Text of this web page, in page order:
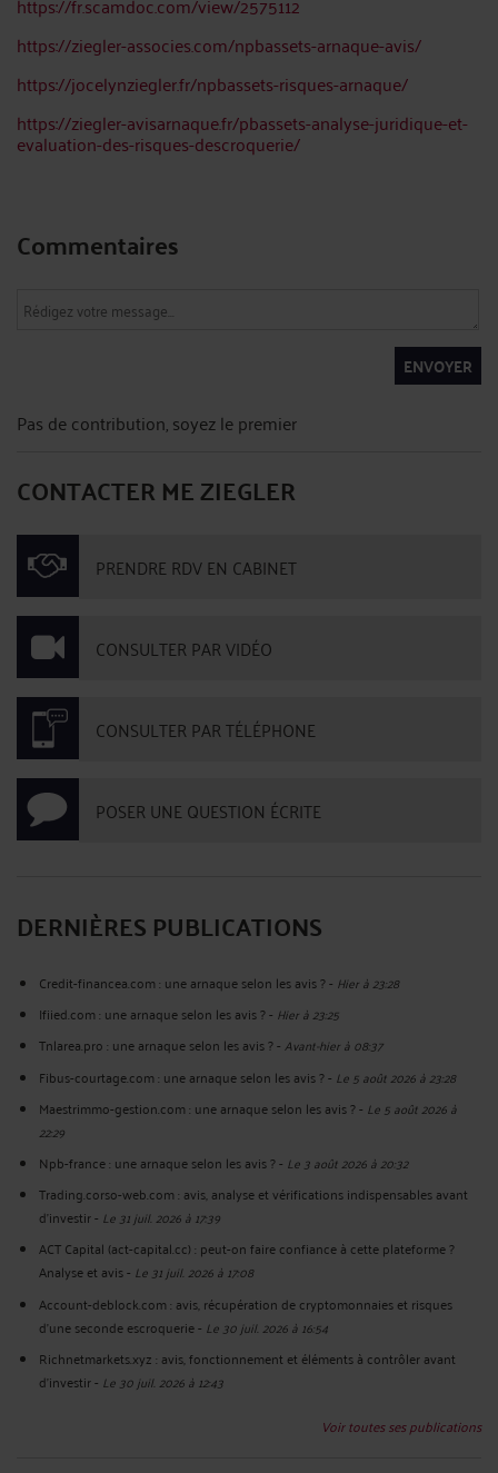
https://ziegler-associes.com/npbassets-arnaque-avis/
https://jocelynziegler.fr/npbassets-risques-arnaque/
https://ziegler-avisarnaque.fr/pbassets-analyse-juridique-et-
evaluation-des-risques-descroquerie/
Commentaires
ENVOYER
Pas de contribution, soyez le premier
CONTACTER ME ZIEGLER
PRENDRE RDV EN CABINET
CONSULTER PAR VIDÉO
CONSULTER PAR TÉLÉPHONE
POSER UNE QUESTION ÉCRITE
DERNIÈRES PUBLICATIONS
Credit-financea.com : une arnaque selon les avis ?- Hier à 23:28
Ifiied.com : une arnaque selon les avis ?- Hier à 23:25
Tnlarea.pro : une arnaque selon les avis ?-Avant-hier à 08:37
Fibus-courtage.com : une arnaque selon les avis ?- Le 5 août 2026 à 23:28
Maestrimmo-gestion.com : une arnaque selon les avis ?- Le 5 août 2026 à
22:29
Npb-france : une arnaque selon les avis ?- Le 3 août 2026 à 20:32
Trading.corso-web.com : avis, analyse et vérifications indispensables avant
d'investir- Le 31 juil. 2026 à 17:39
ACT Capital (act-capital.cc) : peut-on faire confiance à cette plateforme ?
Analyse et avis- Le 31 juil. 2026 à 17:08
Account-deblock.com : avis, récupération de cryptomonnaies et risques
d'une seconde escroquerie- Le 30 juil. 2026 à 16:54
Richnetmarkets.xyz : avis, fonctionnement et éléments à contrôler avant
d’investir- Le 30 juil. 2026 à 12:43
Voir toutes ses publications